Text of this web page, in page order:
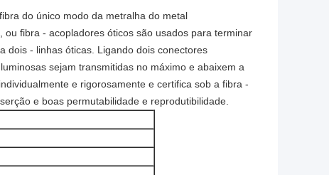
do único modo da metralha do metal
fibra - acopladores óticos são usados para terminar
dois - linhas óticas. Ligando dois conectores
sejam transmitidas no máximo e abaixem a
e rigorosamente e certifica sob a fibra -
e boas permutabilidade e reprodutibilidade.